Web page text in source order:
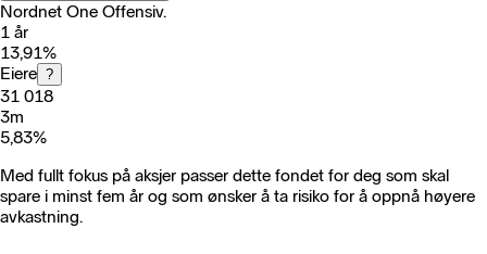
Nordnet One Offensiv.
1 år
13,91%
Eiere ?
31 018
3m
5,83%
Med fullt fokus på aksjer passer dette fondet for deg som skal
spare i minst fem år og som ønsker å ta risiko for å oppnå høyere
avkastning.